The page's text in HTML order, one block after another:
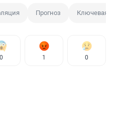
Прогноз Ключевая
0 1 0